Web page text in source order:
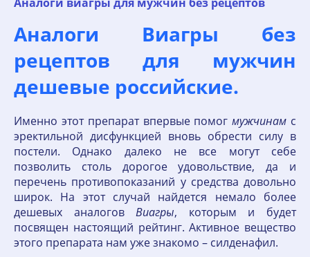
Аналоги Виагры без
рецептов для мужчин
дешевые российские.
Именно этот препарат впервые помогмужчинам с
эректильной дисфункцией вновь обрести силу в
постели. Однако далеко не все могут себе
позволить столь дорогое удовольствие, да и
перечень противопоказаний у средства довольно
широк. На этот случай найдется немало более
дешевых аналоговВиагры, которым и будет
посвящен настоящий рейтинг. Активное вещество
этого препарата нам уже знакомо – силденафил.